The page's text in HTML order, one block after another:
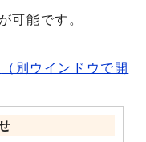
可能です。
（別ウインドウで開